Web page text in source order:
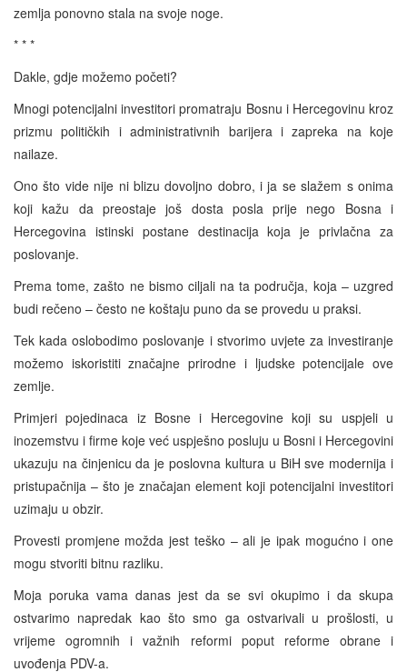
zemlja ponovno stala na svoje noge.
* * *
Dakle, gdje možemo početi?
Mnogi potencijalni investitori promatraju Bosnu i Hercegovinu kroz
prizmu političkih i administrativnih barijera i zapreka na koje
nailaze.
Ono što vide nije ni blizu dovoljno dobro, i ja se slažem s onima
koji kažu da preostaje još dosta posla prije nego Bosna i
Hercegovina istinski postane destinacija koja je privlačna za
poslovanje.
Prema tome, zašto ne bismo ciljali na ta područja, koja – uzgred
budi rečeno – često ne koštaju puno da se provedu u praksi.
Tek kada oslobodimo poslovanje i stvorimo uvjete za investiranje
možemo iskoristiti značajne prirodne i ljudske potencijale ove
zemlje.
Primjeri pojedinaca iz Bosne i Hercegovine koji su uspjeli u
inozemstvu i firme koje već uspješno posluju u Bosni i Hercegovini
ukazuju na činjenicu da je poslovna kultura u BiH sve modernija i
pristupačnija – što je značajan element koji potencijalni investitori
uzimaju u obzir.
Provesti promjene možda jest teško – ali je ipak mogućno i one
mogu stvoriti bitnu razliku.
Moja poruka vama danas jest da se svi okupimo i da skupa
ostvarimo napredak kao što smo ga ostvarivali u prošlosti, u
vrijeme ogromnih i važnih reformi poput reforme obrane i
uvođenja PDV-a.